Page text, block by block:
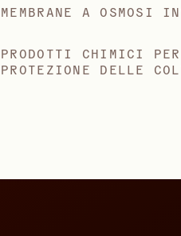
MEMBRANE A OSMOSI
PRODOTTI CHIMICI
PROTEZIONE DELLE